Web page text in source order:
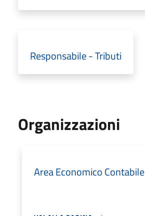
Responsabile - Tributi
Organizzazioni
Area Economico Contabile